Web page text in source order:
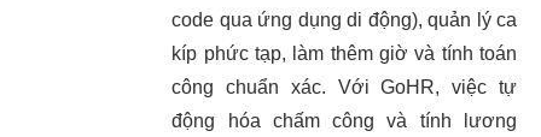
code qua ứng dụng di động), quản lý ca
kíp phức tạp, làm thêm giờ và tính toán
công chuẩn xác. Với GoHR, việc tự
động hóa chấm công và tính lương